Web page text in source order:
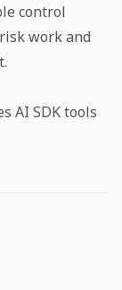
control
work and
AI SDK tools